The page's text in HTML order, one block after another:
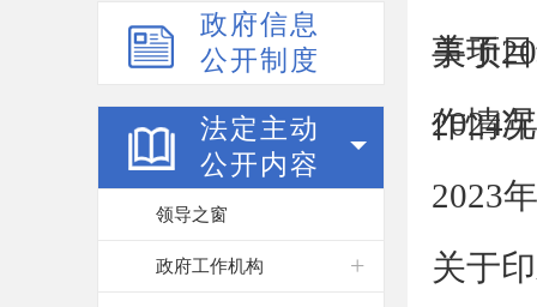
政府信息
公开制度
法定主动
公开内容
领导之窗
政府工作机构
事项
关于
作情
2024
2023
关于